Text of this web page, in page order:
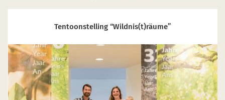
Tentoonstelling “Wildnis(t)räume”